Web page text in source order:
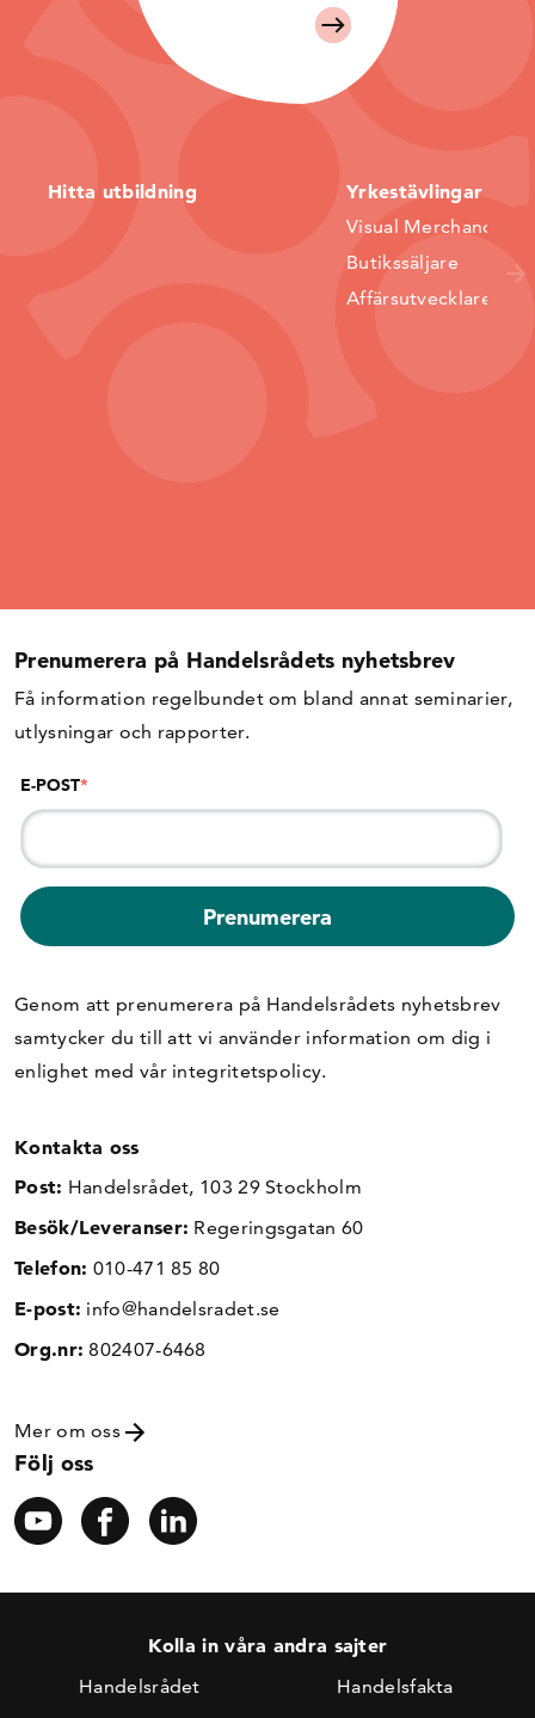
Hitta utbildning Yrkestävlingar
Visual Merchandiser
Butikssäljare
Affärsutvecklare
Prenumerera på Handelsrådets nyhetsbrev
Få information regelbundet om bland annat seminarier,
utlysningar och rapporter.
E-POST*
Genom att prenumerera på Handelsrådets nyhetsbrev
samtycker du till att vi använder information om dig i
enlighet med vår integritetspolicy.
Kontakta oss
Post: Handelsrådet, 103 29 Stockholm
Besök/Leveranser: Regeringsgatan 60
Telefon: 010-471 85 80
E-post: info@handelsradet.se
Org.nr: 802407-6468
Mer om oss
Följ oss
Kolla in våra andra sajter
Handelsrådet Handelsfakta